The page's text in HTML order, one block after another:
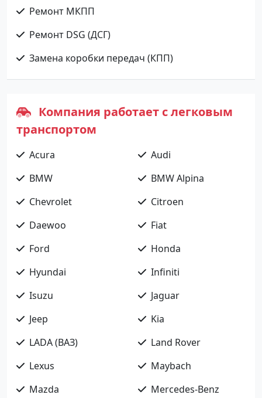
Ремонт МКПП
Ремонт DSG (ДСГ)
Замена коробки передач (КПП)
Компания работает с легковым
транспортом
Acura
Audi
BMW
BMW Alpina
Chevrolet
Citroen
Daewoo
Fiat
Ford
Honda
Hyundai
Infiniti
Isuzu
Jaguar
Jeep
Kia
LADA (ВАЗ)
Land Rover
Lexus
Maybach
Mazda
Mercedes-Benz